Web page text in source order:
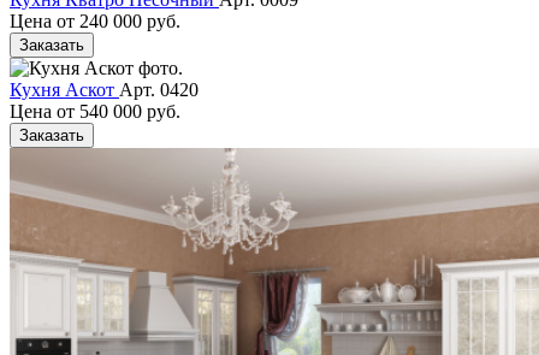
Цена от 240 000 руб.
Заказать
Кухня Аскот Арт. 0420
Цена от 540 000 руб.
Заказать